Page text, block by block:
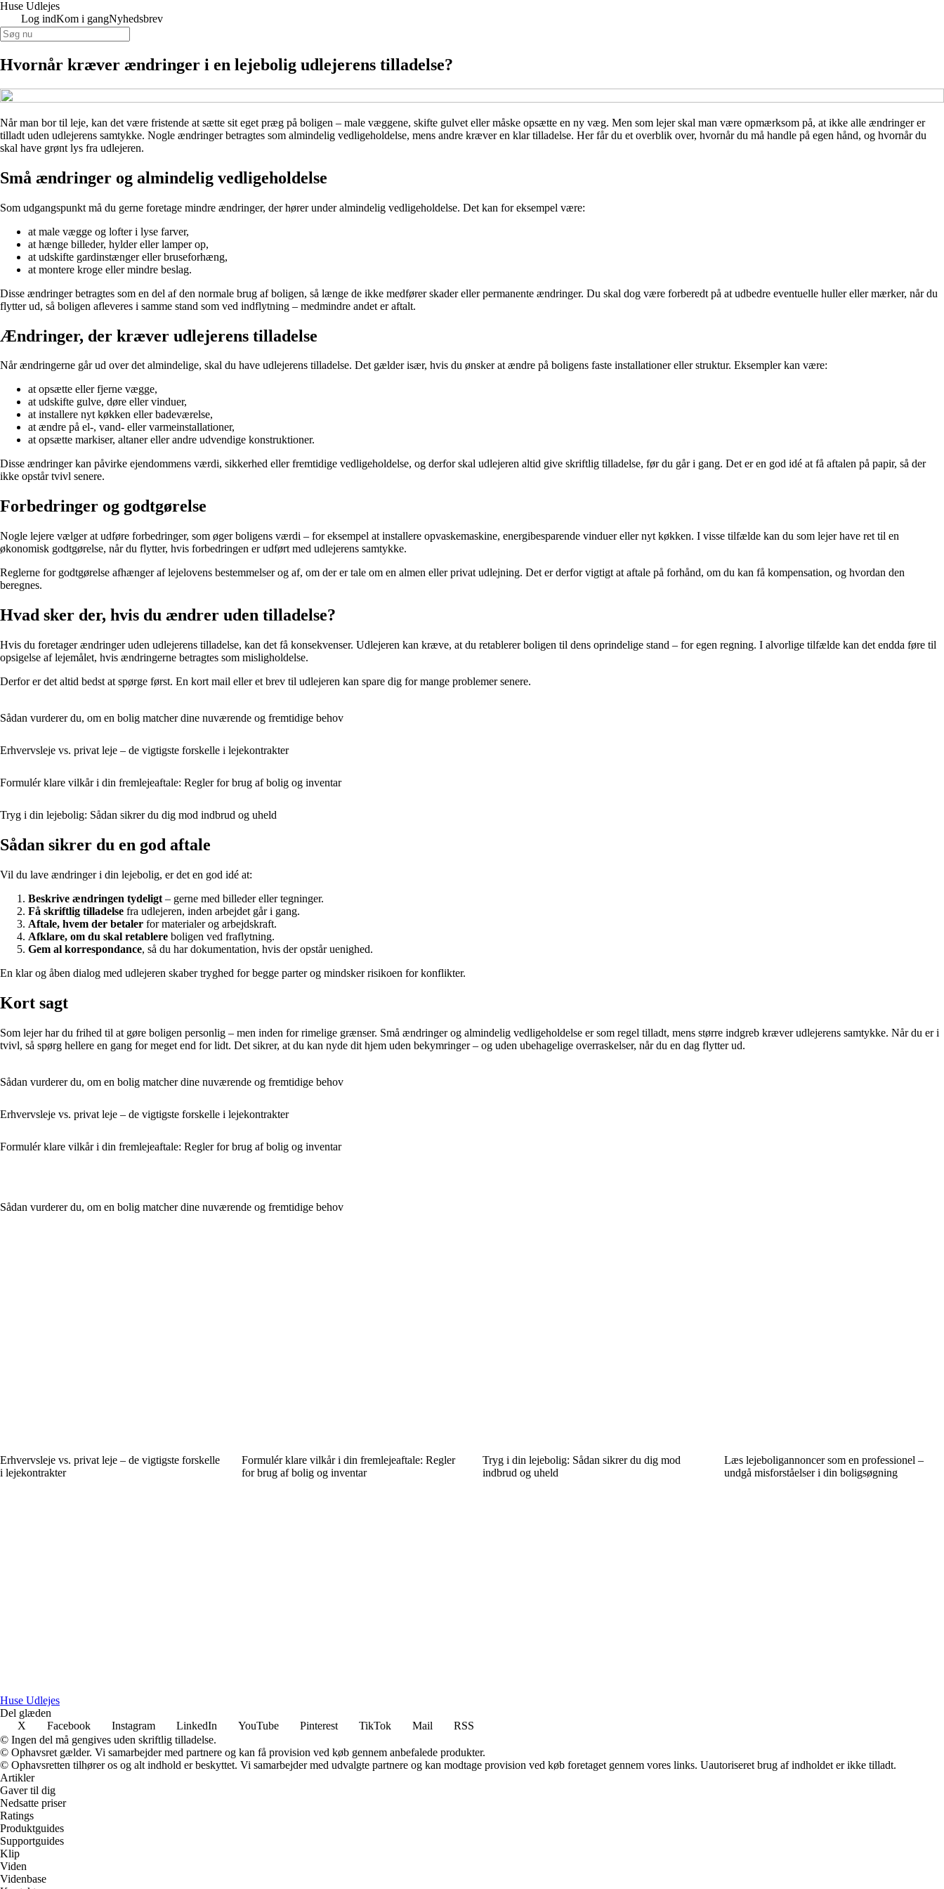
Huse Udlejes
Log indKom i gangNyhedsbrev
Hvornår kræver ændringer i en lejebolig udlejerens tilladelse?
Når man bor til leje, kan det være fristende at sætte sit eget præg på boligen – male væggene, skifte gulvet eller måske opsætte en ny væg. Men som lejer skal man være opmærksom på, at ikke alle ændringer er
tilladt uden udlejerens samtykke. Nogle ændringer betragtes som almindelig vedligeholdelse, mens andre kræver en klar tilladelse. Her får du et overblik over, hvornår du må handle på egen hånd, og hvornår du
skal have grønt lys fra udlejeren.
Små ændringer og almindelig vedligeholdelse
Som udgangspunkt må du gerne foretage mindre ændringer, der hører under almindelig vedligeholdelse. Det kan for eksempel være:
at male vægge og lofter i lyse farver,
at hænge billeder, hylder eller lamper op,
at udskifte gardinstænger eller bruseforhæng,
at montere kroge eller mindre beslag.
Disse ændringer betragtes som en del af den normale brug af boligen, så længe de ikke medfører skader eller permanente ændringer. Du skal dog være forberedt på at udbedre eventuelle huller eller mærker, når du
flytter ud, så boligen afleveres i samme stand som ved indflytning – medmindre andet er aftalt.
Ændringer, der kræver udlejerens tilladelse
Når ændringerne går ud over det almindelige, skal du have udlejerens tilladelse. Det gælder især, hvis du ønsker at ændre på boligens faste installationer eller struktur. Eksempler kan være:
at opsætte eller fjerne vægge,
at udskifte gulve, døre eller vinduer,
at installere nyt køkken eller badeværelse,
at ændre på el-, vand- eller varmeinstallationer,
at opsætte markiser, altaner eller andre udvendige konstruktioner.
Disse ændringer kan påvirke ejendommens værdi, sikkerhed eller fremtidige vedligeholdelse, og derfor skal udlejeren altid give skriftlig tilladelse, før du går i gang. Det er en god idé at få aftalen på papir, så der
ikke opstår tvivl senere.
Forbedringer og godtgørelse
Nogle lejere vælger at udføre forbedringer, som øger boligens værdi – for eksempel at installere opvaskemaskine, energibesparende vinduer eller nyt køkken. I visse tilfælde kan du som lejer have ret til en
økonomisk godtgørelse, når du flytter, hvis forbedringen er udført med udlejerens samtykke.
Reglerne for godtgørelse afhænger af lejelovens bestemmelser og af, om der er tale om en almen eller privat udlejning. Det er derfor vigtigt at aftale på forhånd, om du kan få kompensation, og hvordan den
beregnes.
Hvad sker der, hvis du ændrer uden tilladelse?
Hvis du foretager ændringer uden udlejerens tilladelse, kan det få konsekvenser. Udlejeren kan kræve, at du retablerer boligen til dens oprindelige stand – for egen regning. I alvorlige tilfælde kan det endda føre til
opsigelse af lejemålet, hvis ændringerne betragtes som misligholdelse.
Derfor er det altid bedst at spørge først. En kort mail eller et brev til udlejeren kan spare dig for mange problemer senere.
Sådan vurderer du, om en bolig matcher dine nuværende og fremtidige behov
Erhvervsleje vs. privat leje – de vigtigste forskelle i lejekontrakter
Formulér klare vilkår i din fremlejeaftale: Regler for brug af bolig og inventar
Tryg i din lejebolig: Sådan sikrer du dig mod indbrud og uheld
Sådan sikrer du en god aftale
Vil du lave ændringer i din lejebolig, er det en god idé at:
Beskrive ændringen tydeligt – gerne med billeder eller tegninger.
Få skriftlig tilladelse fra udlejeren, inden arbejdet går i gang.
Aftale, hvem der betaler for materialer og arbejdskraft.
Afklare, om du skal retablere boligen ved fraflytning.
Gem al korrespondance, så du har dokumentation, hvis der opstår uenighed.
En klar og åben dialog med udlejeren skaber tryghed for begge parter og mindsker risikoen for konflikter.
Kort sagt
Som lejer har du frihed til at gøre boligen personlig – men inden for rimelige grænser. Små ændringer og almindelig vedligeholdelse er som regel tilladt, mens større indgreb kræver udlejerens samtykke. Når du er i
tvivl, så spørg hellere en gang for meget end for lidt. Det sikrer, at du kan nyde dit hjem uden bekymringer – og uden ubehagelige overraskelser, når du en dag flytter ud.
Sådan vurderer du, om en bolig matcher dine nuværende og fremtidige behov
Erhvervsleje vs. privat leje – de vigtigste forskelle i lejekontrakter
Formulér klare vilkår i din fremlejeaftale: Regler for brug af bolig og inventar
Sådan vurderer du, om en bolig matcher dine nuværende og fremtidige behov
Erhvervsleje vs. privat leje – de vigtigste forskelle
i lejekontrakter
Formulér klare vilkår i din fremlejeaftale: Regler
for brug af bolig og inventar
Tryg i din lejebolig: Sådan sikrer du dig mod
indbrud og uheld
Læs lejeboligannoncer som en professionel –
undgå misforståelser i din boligsøgning
Huse Udlejes
Del glæden
X
Facebook Instagram LinkedIn YouTube Pinterest TikTok Mail
RSS
© Ingen del må gengives uden skriftlig tilladelse.
© Ophavsret gælder. Vi samarbejder med partnere og kan få provision ved køb gennem anbefalede produkter.
© Ophavsretten tilhører os og alt indhold er beskyttet. Vi samarbejder med udvalgte partnere og kan modtage provision ved køb foretaget gennem vores links. Uautoriseret brug af indholdet er ikke tilladt.
Artikler
Gaver til dig
Nedsatte priser
Ratings
Produktguides
Supportguides
Klip
Viden
Videnbase